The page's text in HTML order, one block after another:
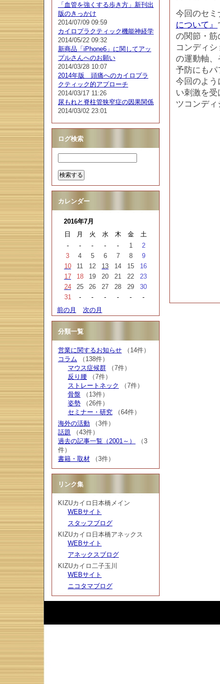
今回のセミ
について』
の関節・筋
コンディ
の運動軸、
予防にもパ
今回のよう
い刺激を
ツコンデ
「血管を強くする歩き方」新刊出
版のきっかけ
2014/07/09 09:59
カイロプラクティック機能神経学
2014/05/22 09:32
新商品「iPhone6」に関してアッ
プルさんへのお願い
2014/03/28 10:07
2014年版 頭痛へのカイロプラ
クティック的アプローチ
2014/03/17 11:26
尿もれと脊柱管狭窄症の因果関係
2014/03/02 23:01
ログ検索
カレンダー
2016年7月
日
月 火 水 木 金
土
-
- - - - 1
2
3
4 5 6 7 8
9
10
11 12 13 14 15
16
17
18 19 20 21 22
23
24
25 26 27 28 29
30
31
- - - - -
-
前の月
次の月
分類一覧
営業に関するお知らせ （14件）
コラム （138件）
マウス症候群 （7件）
反り腰 （7件）
ストレートネック
（7件）
骨盤 （13件）
姿勢 （26件）
セミナー・研究 （64件）
海外の活動 （3件）
話題 （43件）
過去の記事一覧（2001～）
（3
件）
書籍・取材 （3件）
リンク集
KIZUカイロ日本橋メイン
WEBサイト
スタッフブログ
KIZUカイロ日本橋アネックス
WEBサイト
アネックスブログ
KIZUカイロ二子玉川
WEBサイト
ニコタマブログ